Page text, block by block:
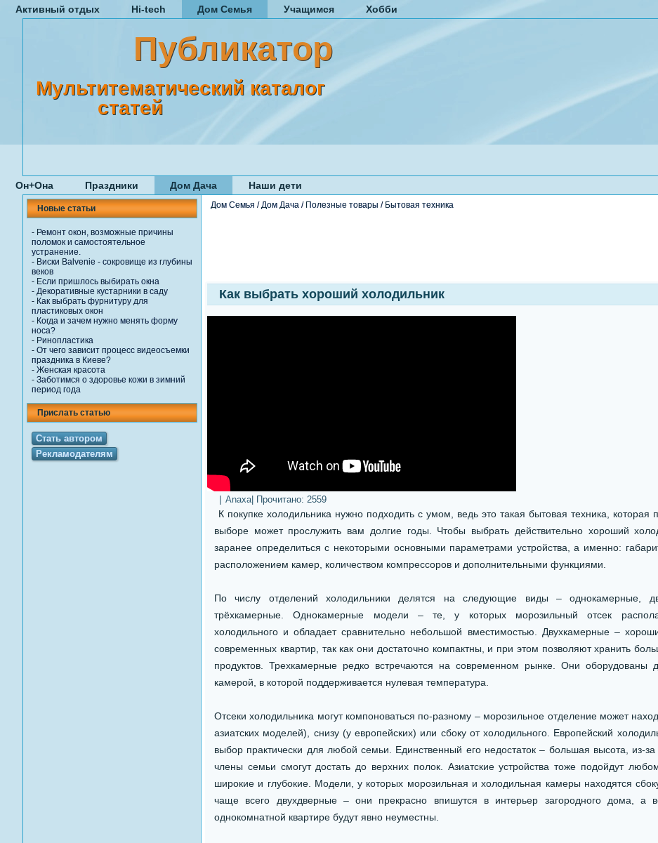
Активный отдых Hi-tech Дом Семья Учащимся Хобби
Публикатор
Мультитематический каталог
статей
Он+Она Праздники Дом Дача Наши дети
Новые статьи
- Ремонт окон, возможные причины
поломок и самостоятельное
устранение.
- Виски Balvenie - сокровище из глубины
веков
- Если пришлось выбирать окна
- Декоративные кустарники в саду
- Как выбрать фурнитуру для
пластиковых окон
- Когда и зачем нужно менять форму
носа?
- Ринопластика
- От чего зависит процесс видеосъемки
праздника в Киеве?
- Женская красота
- Заботимся о здоровье кожи в зимний
период года
Прислать статью
Стать автором
Рекламодателям
Дом Семья /Дом Дача / Полезные товары / Бытовая техника
Как выбрать хороший холодильник
Anaxa| Прочитано: 2559
К покупке холодильника нужно подходить с умом, ведь это такая бытовая техника, которая
выборе может прослужить вам долгие годы. Чтобы выбрать действительно хороший
заранее определиться с некоторыми основными параметрами устройства, а именно:
расположением камер, количеством компрессоров и дополнительными функциями.
По числу отделений холодильники делятся на следующие виды – однокамерные,
трёхкамерные. Однокамерные модели – те, у которых морозильный отсек
холодильного и обладает сравнительно небольшой вместимостью. Двухкамерные –
современных квартир, так как они достаточно компактны, и при этом позволяют хранить
продуктов. Трехкамерные редко встречаются на современном рынке. Они оборудованы
камерой, в которой поддерживается нулевая температура.
Отсеки холодильника могут компоноваться по-разному – морозильное отделение может
азиатских моделей), снизу (у европейских) или сбоку от холодильного. Европейский
выбор практически для любой семьи. Единственный его недостаток – большая высота, из-
члены семьи смогут достать до верхних полок. Азиатские устройства тоже подойдут
широкие и глубокие. Модели, у которых морозильная и холодильная камеры находятся сбоку
чаще всего двухдверные – они прекрасно впишутся в интерьер загородного дома, а
однокомнатной квартире будут явно неуместны.